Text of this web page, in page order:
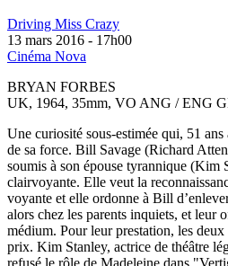
Driving Miss Crazy
13 mars 2016 - 17h00
Cinéma Nova
BRYAN FORBES
UK, 1964, 35mm, VO ANG / ENG
Une curiosité sous-estimée qui, 51 ans
de sa force. Bill Savage (Richard
soumis à son épouse tyrannique (Kim
clairvoyante. Elle veut la
voyante et elle ordonne à Bill
alors chez les parents inquiets, et leur
médium. Pour leur prestation, les
prix. Kim Stanley, actrice de théâtre
refusé le rôle de Madeleine dans